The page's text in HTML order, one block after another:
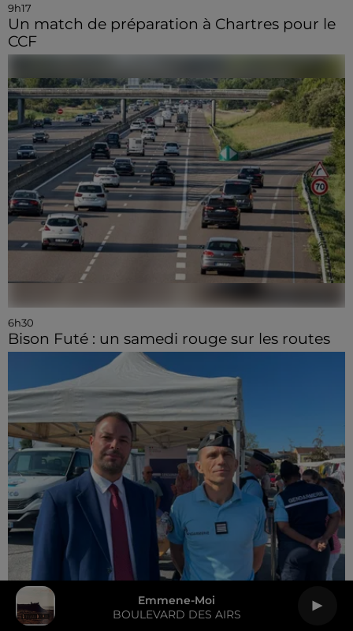
Emmene-Moi
BOULEVARD DES AIRS
9h17
Un match de préparation à Chartres pour le
CCF
6h30
Bison Futé : un samedi rouge sur les routes
6h20